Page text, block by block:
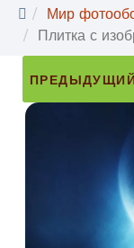
Мир
Плитка с
ПРЕДЫДУЩИЙ